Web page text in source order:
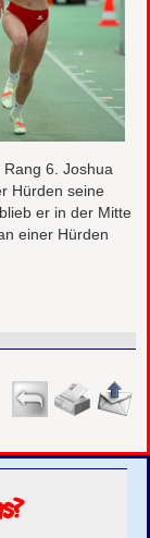
6. Joshua
Hürden seine
er in der Mitte
einer Hürden